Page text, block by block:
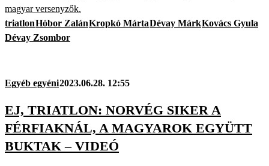
magyar versenyzők.
triatlonHóbor ZalánKropkó MártaDévay MárkKovács Gyula
Dévay Zsombor
Egyéb egyéni2023.06.28. 12:55
EJ, TRIATLON: NORVÉG SIKER A
FÉRFIAKNÁL, A MAGYAROK EGYÜTT
BUKTAK – VIDEÓ